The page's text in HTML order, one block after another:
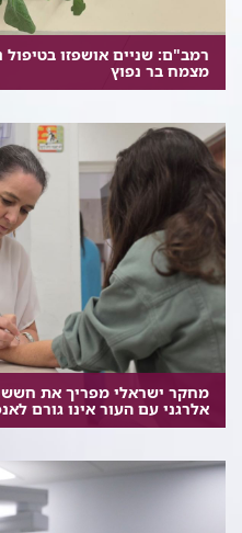
רמב"ם: שניים אושפזו
מצמח בר נפוץ
מחקר ישראלי מפריך את
אלרגני עם העור אינו גורם